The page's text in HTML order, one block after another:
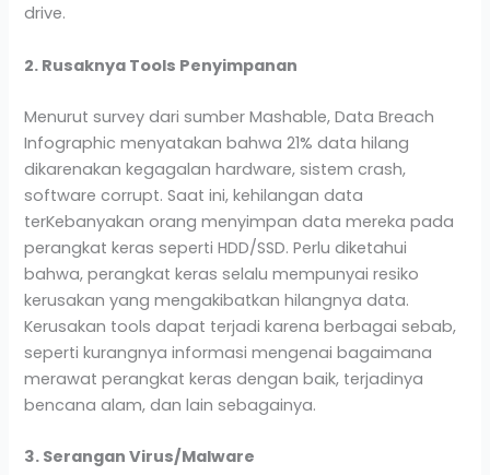
drive.
2. Rusaknya Tools Penyimpanan
Menurut survey dari sumber Mashable, Data Breach
Infographic menyatakan bahwa 21% data hilang
dikarenakan kegagalan hardware, sistem crash,
software corrupt. Saat ini, kehilangan data
terKebanyakan orang menyimpan data mereka pada
perangkat keras seperti HDD/SSD. Perlu diketahui
bahwa, perangkat keras selalu mempunyai resiko
kerusakan yang mengakibatkan hilangnya data.
Kerusakan tools dapat terjadi karena berbagai sebab,
seperti kurangnya informasi mengenai bagaimana
merawat perangkat keras dengan baik, terjadinya
bencana alam, dan lain sebagainya.
3. Serangan Virus/Malware